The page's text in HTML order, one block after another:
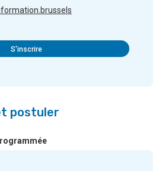
S'inscrire
postuler